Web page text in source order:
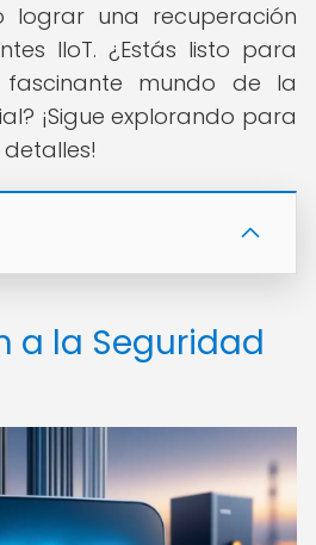
lograr una recuperación
IIoT. ¿Estás listo para
mundo de la
¡Sigue explorando para
a la Seguridad